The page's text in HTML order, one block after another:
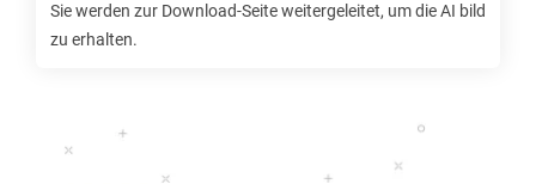
Sie werden zur Download-Seite weitergeleitet, um dieAI bild
zu erhalten.